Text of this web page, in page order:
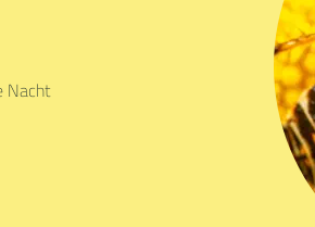
Nacht